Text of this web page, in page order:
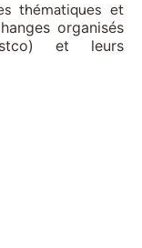
thématiques et
organisés
et leurs